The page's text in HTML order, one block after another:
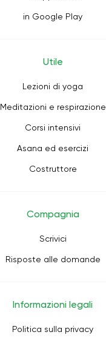
in Google Play
Utile
Lezioni di yoga
Meditazioni e respirazione
Corsi intensivi
Asana ed esercizi
Costruttore
Compagnia
Scrivici
Risposte alle domande
Informazioni legali
Politica sulla privacy